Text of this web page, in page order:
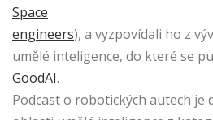
Space
engineers), a vyzpovídali ho z
umělé inteligence, do které se
GoodAI.
Podcast o robotických autech je